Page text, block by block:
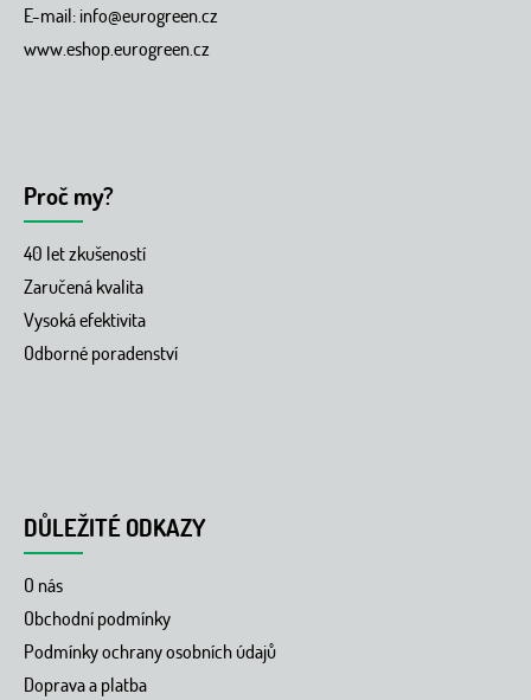
E-mail:info@eurogreen.cz
www.eshop.eurogreen.cz
Proč my?
40 let zkušeností
Zaručená kvalita
Vysoká efektivita
Odborné poradenství
DŮLEŽITÉ ODKAZY
O nás
Obchodní podmínky
Podmínky ochrany osobních údajů
Doprava a platba